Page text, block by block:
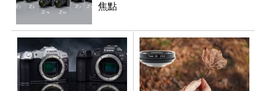
焦點